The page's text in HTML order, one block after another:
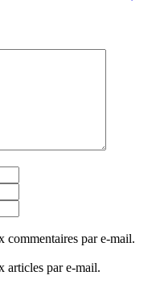
mail
web
commentaires par e-mail.
articles par e-mail.